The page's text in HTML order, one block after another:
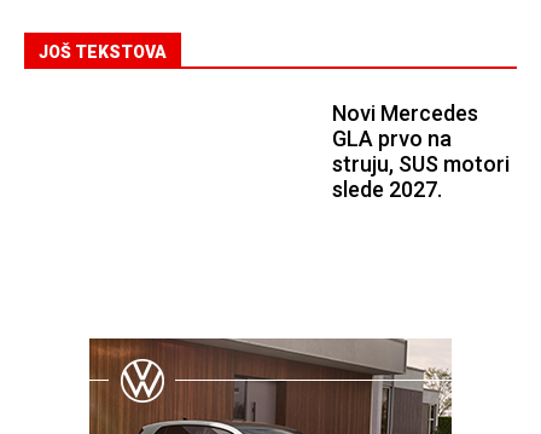
JOŠ TEKSTOVA
Novi Mercedes
GLA prvo na
struju, SUS motori
slede 2027.